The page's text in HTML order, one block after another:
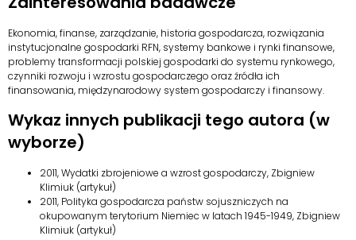
Ekonomia, finanse, zarządzanie, historia gospodarcza, rozwiązania
instytucjonalne gospodarki RFN, systemy bankowe i rynki finansowe,
problemy transformacji polskiej gospodarki do systemu rynkowego,
czynniki rozwoju i wzrostu gospodarczego oraz źródła ich
finansowania, międzynarodowy system gospodarczy i finansowy.
Wykaz innych publikacji tego autora (w
wyborze)
2011, Wydatki zbrojeniowe a wzrost gospodarczy, Zbigniew
Klimiuk (artykuł)
2011, Polityka gospodarcza państw sojuszniczych na
okupowanym terytorium Niemiec w latach 1945-1949, Zbigniew
Klimiuk (artykuł)